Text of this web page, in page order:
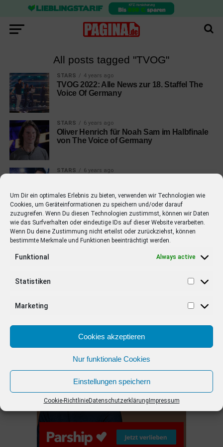
Um Dir ein optimales Erlebnis zu bieten, verwenden wir Technologien wie
Cookies, um Geräteinformationen zu speichern und/oder darauf
zuzugreifen. Wenn Du diesen Technologien zustimmst, können wir Daten
wie das Surfverhalten oder eindeutige IDs auf dieser Website verarbeiten.
Wenn Du deine Zustimmung nicht erteilst oder zurückziehst, können
bestimmte Merkmale und Funktionen beeinträchtigt werden.
Funktional Always active
Statistiken
Marketing
Cookies akzeptieren
Nur funktionale Cookies
Einstellungen speichern
Cookie-RichtlinieDatenschutzerklärung Impressum
All posts tagged "TVOG"
STARS 4 years ago
TVOG 2022: Alle News zur 18. Staffel The
Voice Of Germany
STARS 6 years ago
Oliver Henrich für Noah Sam im Halbfinale
von The Voice of Germany
STARS 6 years ago
Barbara Schöneberger Moderatorin
ANZEIGE